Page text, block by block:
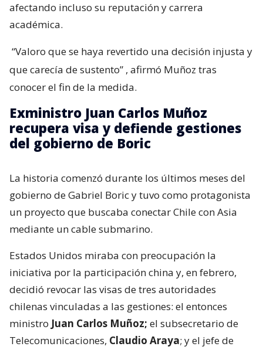
afectando incluso su reputación y carrera
académica.
“Valoro que se haya revertido una decisión injusta y
que carecía de sustento” , afirmó Muñoz tras
conocer el fin de la medida.
Exministro Juan Carlos Muñoz
recupera visa y defiende gestiones
del gobierno de Boric
La historia comenzó durante los últimos meses del
gobierno de Gabriel Boric y tuvo como protagonista
un proyecto que buscaba conectar Chile con Asia
mediante un cable submarino.
Estados Unidos miraba con preocupación la
iniciativa por la participación china y, en febrero,
decidió revocar las visas de tres autoridades
chilenas vinculadas a las gestiones: el entonces
ministro Juan Carlos Muñoz; el subsecretario de
Telecomunicaciones, Claudio Araya; y el jefe de